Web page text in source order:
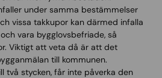
under samma bestämmelser
vissa takkupor kan därmed infalla
vara bygglovsbefriade, så
Viktigt att veta då är att det
till kommunen.
två stycken, får inte påverka den